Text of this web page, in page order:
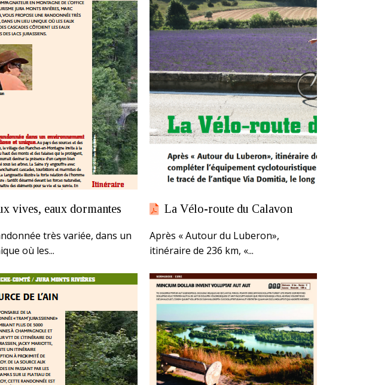
vives, eaux dormantes
très variée, dans un
où les...
La Vélo-route du Calavon
Après « Autour du Luberon»,
itinéraire de 236 km, «...